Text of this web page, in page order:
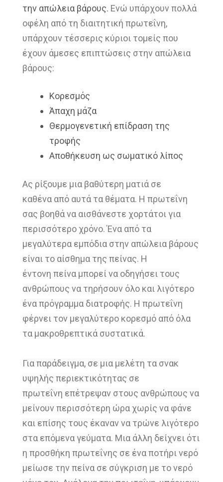
την απώλεια βάρους. Ενώ υπάρχουν πολλά
οφέλη από τη διαιτητική πρωτεΐνη,
υπάρχουν τέσσερις κύριοι τομείς που
έχουν άμεσες επιπτώσεις στην απώλεια
βάρους:
Κορεσμός
Άπαχη μάζα
Θερμογενετική επίδραση της
τροφής
Αποθήκευση ως σωματικό λίπος
Ας ρίξουμε μια βαθύτερη ματιά σε
καθένα από αυτά τα θέματα. Η πρωτεΐνη
σας βοηθά να αισθάνεστε χορτάτοι για
περισσότερο χρόνο.Ένα από τα
μεγαλύτερα εμπόδια στην απώλεια βάρους
είναι το αίσθημα της πείνας. Η
έντονη πείνα μπορεί να οδηγήσει τους
ανθρώπους να τηρήσουν όλο και λιγότερο
ένα πρόγραμμα διατροφής. Η πρωτεΐνη
φέρνει τον μεγαλύτερο κορεσμό από όλα
τα μακροθρεπτικά συστατικά.
Για παράδειγμα, σε μια μελέτη τα σνακ
υψηλής περιεκτικότητας σε
πρωτεΐνη επέτρεψαν στους ανθρώπους να
μείνουνπερισσότερη ώρα χωρίς να φάνε
και επίσης τους έκαναν να τρώνε λιγότερο
στα επόμενα γεύματα. Μια άλλη δείχνει ότι
η προσθήκη πρωτεΐνης σε ένα ποτήρι νερό
μείωσε τηνπείνα σε σύγκριση με το νερό